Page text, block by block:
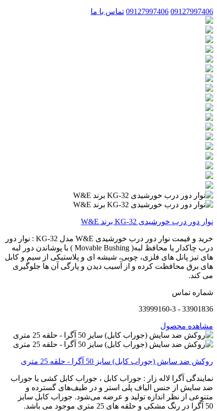
09127997406
09127997406 تماس با ما
نوار دور درب خورشیدی KG-32 برند W&E
خرید و قیمت نوار دور درب خورشیدی W&E مدل KG-32 : نوار دور
درب چاکدار یا محافظ لبه( Movable Bushing ) با پوشاندن دور لبه
های تیز پانل های فلزی، چوبی، شیشه ای و پلاستیکی از سیم و کابل
های برق محافظت کرده و از آسیب دیدن و پارگی آن ها جلوگیری
می کند.
شماره تماس
33901836 - 33999160-3
مشاهده محصول
روکش ضد سایش (جوراب کابل) سایز 50 آگرا - حلقه 25 متری
نمایندگی آگرا لاله زار : جوراب کابل ، جوراب کابل کشی یا جوراب
ضد سایش از جنس الیاف پلی استر و در طیف‌های گسترده و
متنوعی از نظر اندازه تولید و عرضه می‌شود. جوراب کابل سایز
50 آگرا در رنگ مشکی و حلقه های 25 متری موجود می باشد.